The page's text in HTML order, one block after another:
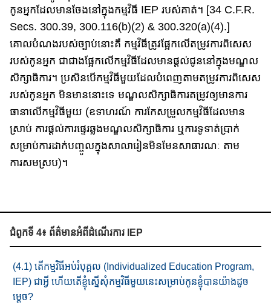
ជំពូកទី 4៖ ព័ត៌មានអំពីដំណើរការ IEP
(4.1) តើកម្មវិធីអប់រំបុគ្គល (Individualized Education Program,
IEP)​ ជាអ្វី ហើយតើ​ខ្ញុំ​ស្នើសុំកម្មវិធី​មួយនេះ​សម្រាប់​កូនខ្ញុំ​បានយ៉ាង​ដូច​
ម្តេច​​?
កូនអ្នក​ដែល​មានចែង​នៅក្នុង​កម្មវិធី IEP របស់​គាត់​។ [34 C.F.R.
Secs. 300.39, 300.116​(b)​(2) & 300.320(a)(4).]
គោលបំណងរបស់ច្បាប់នោះ​គឺ កម្មវិធី​ត្រូវ​ផ្អែកលើ​តម្រូវ​ការ​​ពិសេស​
របស់​កូនអ្នក​ ជាជាង​ផ្អែកលើកម្មវិធី​ដែលមានផ្តល់​ជូន​​នៅ​ក្នុង​មណ្ឌល​
សិក្សា​​ធិការ​​។ ប្រសិនបើកម្មវិធី​មួយ​ដែលបំពេញ​តាមតម្រូវការ​ពិសេស​
របស់​កូន​អ្នក​ មិនមាននោះទេ មណ្ឌលសិក្សាធិការតម្រូវ​ឲ្យ​មាន​ការ​
ធានាលើ​កម្មវិធី​មួយ​ (ឧទាហរណ៍ ការកែសម្រួល​កម្មវិធីដែល​មាន
ស្រាប់ ការផ្តល់ការផ្ទេរ​ឆ្លង​​មណ្ឌល​សិក្សាធិការ ឬការ​ទូទាត់​ប្រាក់​
សម្រាប់​ការដាក់បញ្ចូល​ក្នុង​សាលា​រៀន​មិនមែន​សាធារណៈ​ តាម
ការសមស្រប​)។